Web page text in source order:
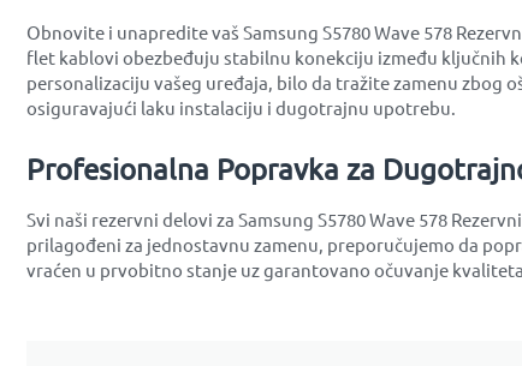
Obnovite i unapredite vaš Samsung S5780 Wave 578
flet kablovi obezbeđuju stabilnu konekciju između ključnih
personalizaciju vašeg uređaja, bilo da tražite zamenu zbog
osiguravajući laku instalaciju i dugotrajnu upotrebu.
Profesionalna Popravka za
Svi naši rezervni delovi za Samsung S5780 Wave 578
prilagođeni za jednostavnu zamenu, preporučujemo da
vraćen u prvobitno stanje uz garantovano očuvanje